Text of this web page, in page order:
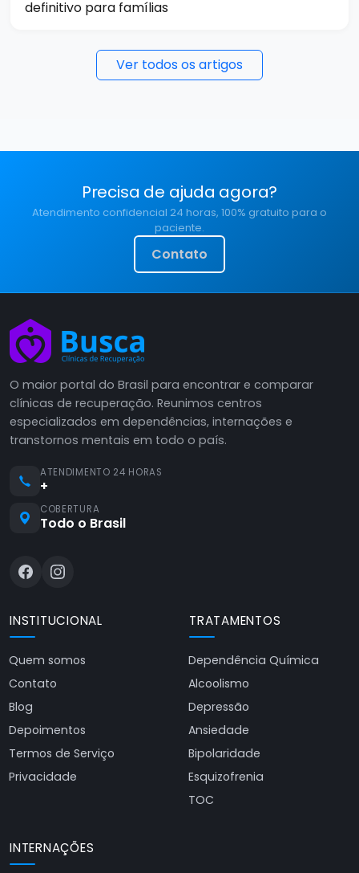
definitivo para famílias
Ver todos os artigos
Precisa de ajuda agora?
Atendimento confidencial 24 horas, 100% gratuito para o
paciente.
Contato
O maior portal do Brasil para encontrar e comparar
clínicas de recuperação. Reunimos centros
especializados em dependências, internações e
transtornos mentais em todo o país.
ATENDIMENTO 24 HORAS
+
COBERTURA
Todo o Brasil
INSTITUCIONAL
Quem somos
Contato
Blog
Depoimentos
Termos de Serviço
Privacidade
TRATAMENTOS
Dependência Química
Alcoolismo
Depressão
Ansiedade
Bipolaridade
Esquizofrenia
TOC
INTERNAÇÕES